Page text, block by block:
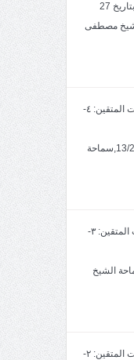
العفو عند المقدرة. بتاريخ 27
الشيخ مصطفى
خطبة الجمعة: سمات المتقين: ٤-
الناس.بتاريخ13/2/1447,سماحة
خطبة الجمعةسمات المتقين: ٣-
2/1447.سماحة الشيخ
خطبة الجمعة: سمات المتقين: ٢-